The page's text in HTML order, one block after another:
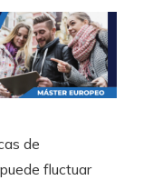
de
fluctuar